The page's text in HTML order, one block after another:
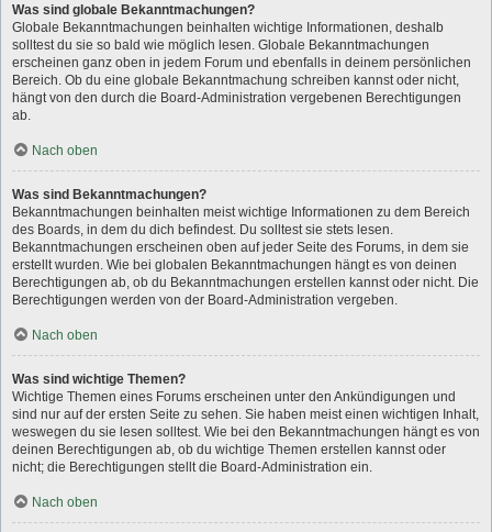
Was sind globale Bekanntmachungen?
Globale Bekanntmachungen beinhalten wichtige Informationen, deshalb
solltest du sie so bald wie möglich lesen. Globale Bekanntmachungen
erscheinen ganz oben in jedem Forum und ebenfalls in deinem persönlichen
Bereich. Ob du eine globale Bekanntmachung schreiben kannst oder nicht,
hängt von den durch die Board-Administration vergebenen Berechtigungen
ab.
Nach oben
Was sind Bekanntmachungen?
Bekanntmachungen beinhalten meist wichtige Informationen zu dem Bereich
des Boards, in dem du dich befindest. Du solltest sie stets lesen.
Bekanntmachungen erscheinen oben auf jeder Seite des Forums, in dem sie
erstellt wurden. Wie bei globalen Bekanntmachungen hängt es von deinen
Berechtigungen ab, ob du Bekanntmachungen erstellen kannst oder nicht. Die
Berechtigungen werden von der Board-Administration vergeben.
Nach oben
Was sind wichtige Themen?
Wichtige Themen eines Forums erscheinen unter den Ankündigungen und
sind nur auf der ersten Seite zu sehen. Sie haben meist einen wichtigen Inhalt,
weswegen du sie lesen solltest. Wie bei den Bekanntmachungen hängt es von
deinen Berechtigungen ab, ob du wichtige Themen erstellen kannst oder
nicht; die Berechtigungen stellt die Board-Administration ein.
Nach oben